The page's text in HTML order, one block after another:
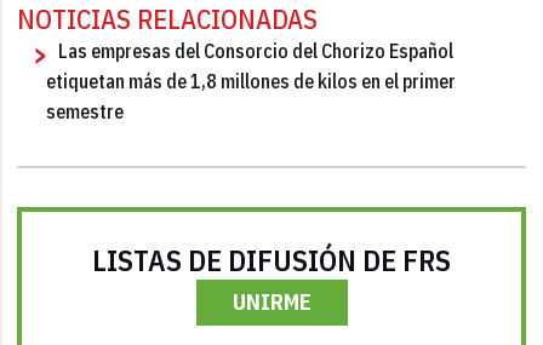
NOTICIAS RELACIONADAS
Las empresas del Consorcio del Chorizo Español
etiquetan más de 1,8 millones de kilos en el primer
semestre
LISTAS DE DIFUSIÓN DE FRS
UNIRME